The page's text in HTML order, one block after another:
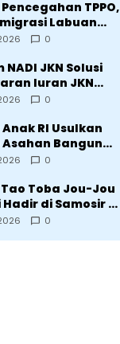
TPPO,
Labuan
Motor
0
JKN Solusi
Iuran JKN
yang
0
RI Usulkan
Asahan Bangun
untuk Korban
0
Toba Jou-Jou
di Samosir 6-
2026: Datang
0